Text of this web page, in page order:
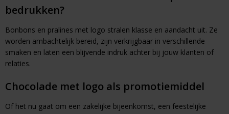
bedrukken?
Bonbons en pralines met logo stralen klasse en aandacht uit. Ze
worden ambachtelijk bereid, zijn verkrijgbaar in verschillende
smaken en laten een blijvende indruk achter bij jouw klanten of
relaties.
Chocolade met logo als promotiemiddel
Of het nu gaat om een zakelijke bijeenkomst, een feestelijke